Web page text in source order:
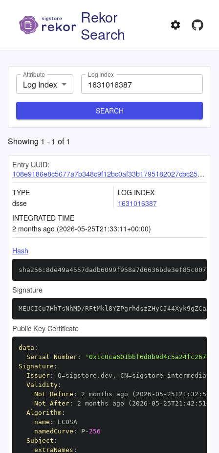
Rekor
Search
Attribute
Log Index
Log Index
SEARCH
Showing 1 - 1 of1
Entry UUID:
108e9186e8c5677a7b348c9f12bc0af33b1795182027cbc252832cf085ff7a9ea729b8ebd6a290b2
TYPE
dsse
LOG INDEX
1631016387
INTEGRATED TIME
2 months ago (2026-05-25T21:33:11+00:00)
Hash
Signature
MEUCICu7HhTsNhMD/
Public Key Certificate
data :
Serial Number:
Signature :
Issuer: O=sigstore.dev , CN=sigstore -
Validity:
Not Before : 2 months ago (2026 -05 - 25T21 : 32 :
Not After: 2 months ago (2026 -05 - 25T21 : 42 : 51+00
Algorithm:
name :
namedCurve : P- 256
Subject :
extraNames :